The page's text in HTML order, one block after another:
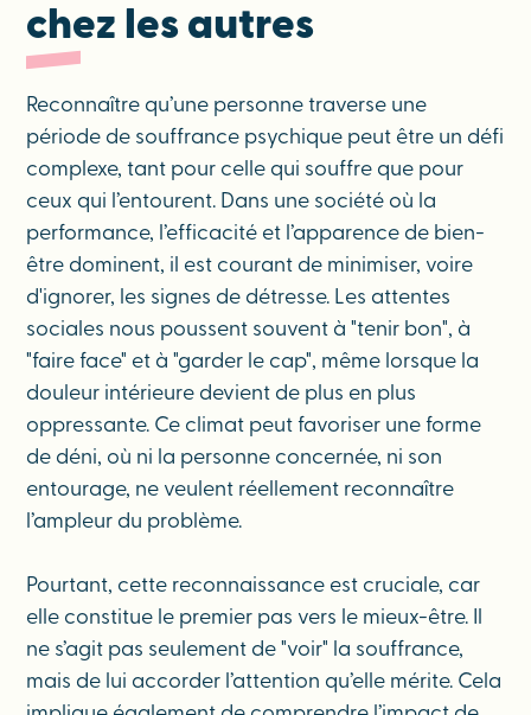
chez les autres
Reconnaître qu’une personne traverse une
période de souffrance psychique peut être un défi
complexe, tant pour celle qui souffre que pour
ceux qui l’entourent. Dans une société où la
performance, l’efficacité et l’apparence de bien-
être dominent, il est courant de minimiser, voire
d'ignorer, les signes de détresse. Les attentes
sociales nous poussent souvent à "tenir bon", à
"faire face" et à "garder le cap", même lorsque la
douleur intérieure devient de plus en plus
oppressante. Ce climat peut favoriser une forme
de déni, où ni la personne concernée, ni son
entourage, ne veulent réellement reconnaître
l’ampleur du problème.
Pourtant, cette reconnaissance est cruciale, car
elle constitue le premier pas vers le mieux-être. Il
ne s’agit pas seulement de "voir" la souffrance,
mais de lui accorder l’attention qu’elle mérite. Cela